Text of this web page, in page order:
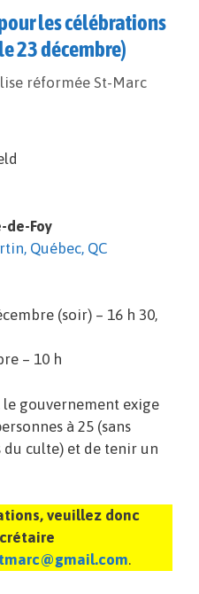
les célébrations
23 décembre)
réformée St-Marc
de-Foy
Québec, QC
(soir) – 16 h 30,
– 10 h
le gouvernement exige
à 25 (sans
du culte) et de tenir un
veuillez donc
.